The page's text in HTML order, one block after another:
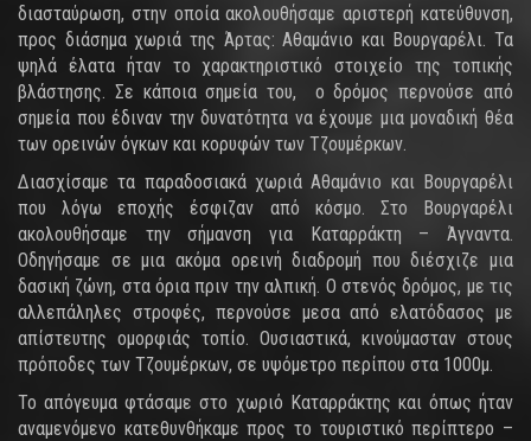
διασταύρωση, στην οποία ακολουθήσαμε αριστερή κατεύθυνση,
προς διάσημα χωριά της Άρτας: Αθαμάνιο και Βουργαρέλι. Τα
ψηλά έλατα ήταν το χαρακτηριστικό στοιχείο της τοπικής
βλάστησης. Σε κάποια σημεία του, ο δρόμος περνούσε από
σημεία που έδιναν την δυνατότητα να έχουμε μια μοναδική θέα
των ορεινών όγκων και κορυφών των Τζουμέρκων.
Διασχίσαμε τα παραδοσιακά χωριά Αθαμάνιο και Βουργαρέλι
που λόγω εποχής έσφιζαν από κόσμο. Στο Βουργαρέλι
ακολουθήσαμε την σήμανση για Καταρράκτη – Άγναντα.
Οδηγήσαμε σε μια ακόμα ορεινή διαδρομή που διέσχιζε μια
δασική ζώνη, στα όρια πριν την αλπική. Ο στενός δρόμος, με τις
αλλεπάληλες στροφές, περνούσε μεσα από ελατόδασος με
απίστευτης ομορφιάς τοπίο. Ουσιαστικά, κινούμασταν στους
πρόποδες των Τζουμέρκων, σε υψόμετρο περίπου στα 1000μ.
Το απόγευμα φτάσαμε στο χωριό Καταρράκτης και όπως ήταν
αναμενόμενο κατεθυνθήκαμε προς το τουριστικό περίπτερο –